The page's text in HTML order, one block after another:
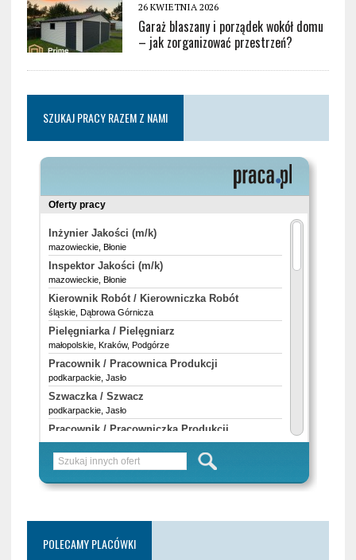
26 KWIETNIA 2026
Garaż blaszany i porządek wokół domu
– jak zorganizować przestrzeń?
SZUKAJ PRACY RAZEM Z NAMI
POLECAMY PLACÓWKI